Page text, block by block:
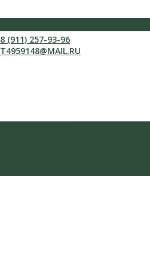
8 (911) 257-93-96
T4959148@MAIL.RU